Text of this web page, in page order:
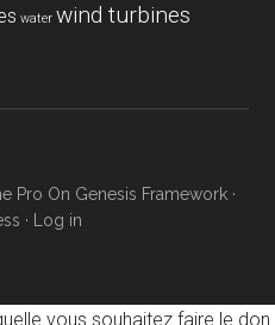
water wind turbines
Pro On Genesis Framework·
· Log in
vous souhaitez faire le don.